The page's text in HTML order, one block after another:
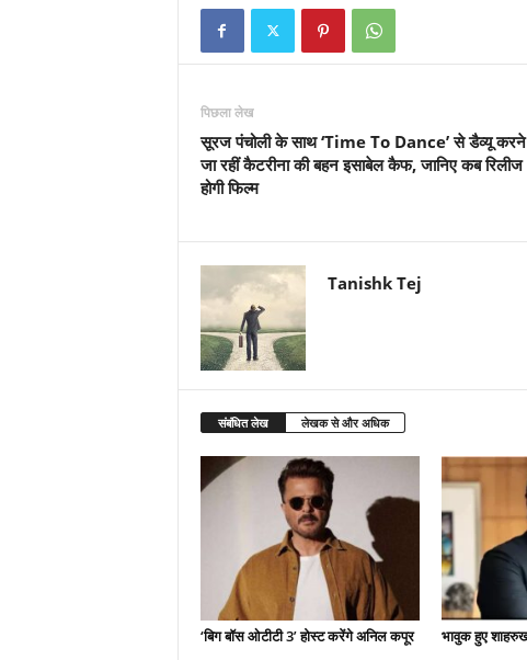
पिछला लेख
सूरज पंचोली के साथ ‘Time To Dance’ से डैव्यू करने
जा रहीं कैटरीना की बहन इसाबेल कैफ, जानिए कब रिलीज
होगी फिल्म
Tanishk Tej
संबंधित लेख लेखक से और अधिक
‘बिग बॉस ओटीटी 3’ होस्ट करेंगे अनिल कपूर भावुक हुए